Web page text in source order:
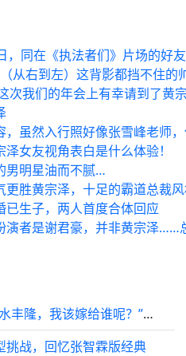
，同在《执法者们》片场的好
从右到左）这背影都挡不住的
次我们的年会上有幸请到了黄
，虽然入行照好像张雪峰老师
女友视角表白是什么体验！
男明星油而不腻…
更胜黄宗泽，十足的霸道总裁
已生子，两人首度合体回应
演者是谢君豪，并非黄宗泽……
“如果我不嫁给赤水丰隆，我该嫁给谁呢？”呜呜呜，我的相柳啊
挑战，回忆张智霖版经典